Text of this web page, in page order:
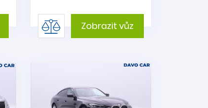
Zobrazit vůz